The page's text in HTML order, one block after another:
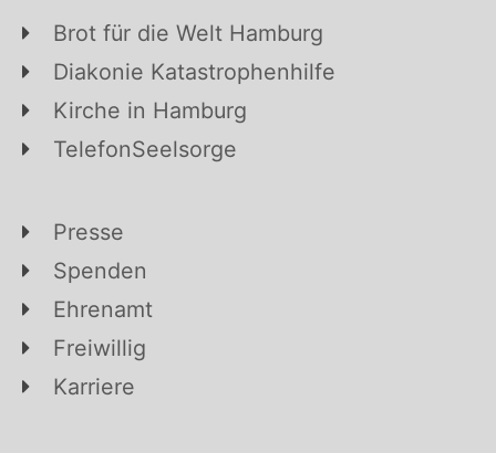
Brot für die Welt Hamburg
Diakonie Katastrophenhilfe
Kirche in Hamburg
TelefonSeelsorge
Presse
Spenden
Ehrenamt
Freiwillig
Karriere